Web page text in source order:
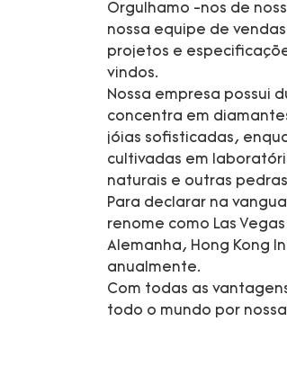
Orgulhamo -nos de
nossa equipe de
projetos e
vindos.
Nossa empresa possui
concentra em
jóias sofisticadas,
cultivadas em
naturais e outras
Para declarar na
renome como Las
Alemanha, Hong Kong
anualmente.
Com todas as
todo o mundo por